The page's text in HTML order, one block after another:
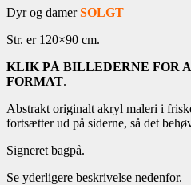
Dyr og damerSOLGT
Str. er 120×90 cm.
KLIK PÅ BILLEDERNE FOR
FORMAT.
Abstrakt originalt akryl maleri i
fortsætter ud på siderne, så det
Signeret bagpå.
Se yderligere beskrivelse nedenfor.